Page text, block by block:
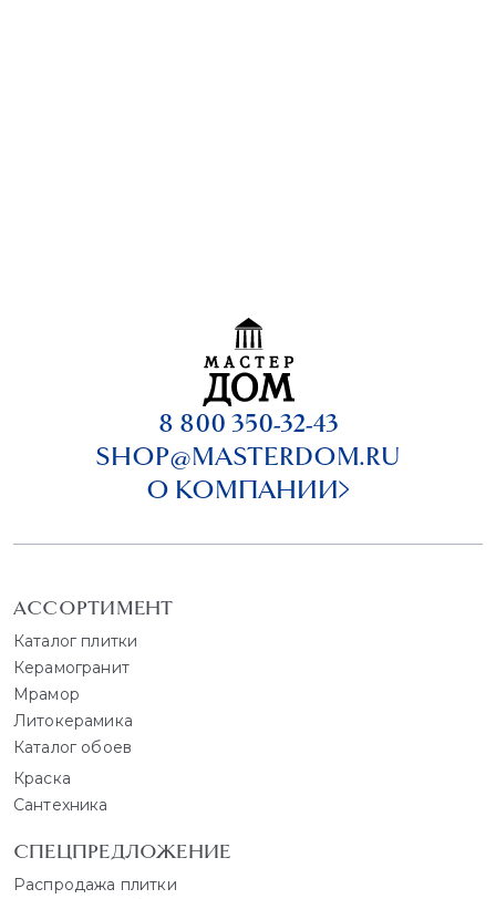
8 800 350-32-43
SHOP@MASTERDOM.RU
О КОМПАНИИ
АССОРТИМЕНТ
Каталог плитки
Керамогранит
Мрамор
Литокерамика
Каталог обоев
Краска
Сантехника
СПЕЦПРЕДЛОЖЕНИЕ
Распродажа плитки